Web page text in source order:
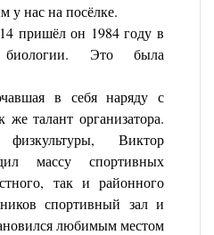
у нас на посёлке.
пришёл он 1984 году в
биологии. Это была
в себя наряду с
же талант организатора.
Виктор
массу спортивных
так и районного
спортивный зал и
любимым местом